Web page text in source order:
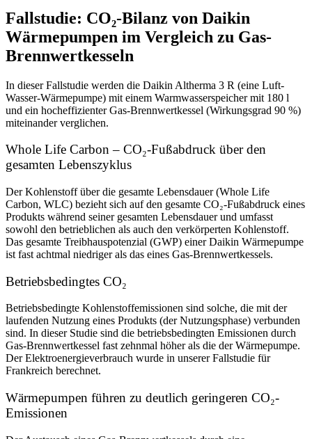
Fallstudie: CO₂-Bilanz von Daikin
Wärmepumpen im Vergleich zu Gas-
Brennwertkesseln
In dieser Fallstudie werden die Daikin Altherma 3 R (eine Luft-
Wasser-Wärmepumpe) mit einem Warmwasserspeicher mit 180 l
und ein hocheffizienter Gas-Brennwertkessel (Wirkungsgrad 90 %)
miteinander verglichen.
Whole Life Carbon – CO₂-Fußabdruck über den
gesamten Lebenszyklus
Der Kohlenstoff über die gesamte Lebensdauer (Whole Life
Carbon, WLC) bezieht sich auf den gesamte CO₂-Fußabdruck eines
Produkts während seiner gesamten Lebensdauer und umfasst
sowohl den betrieblichen als auch den verkörperten Kohlenstoff.
Das gesamte Treibhauspotenzial (GWP) einer Daikin Wärmepumpe
ist fast achtmal niedriger als das eines Gas-Brennwertkessels.
Betriebsbedingtes CO₂
Betriebsbedingte Kohlenstoffemissionen sind solche, die mit der
laufenden Nutzung eines Produkts (der Nutzungsphase) verbunden
sind. In dieser Studie sind die betriebsbedingten Emissionen durch
Gas-Brennwertkessel fast zehnmal höher als die der Wärmepumpe.
Der Elektroenergieverbrauch wurde in unserer Fallstudie für
Frankreich berechnet.
Wärmepumpen führen zu deutlich geringeren CO₂-
Emissionen